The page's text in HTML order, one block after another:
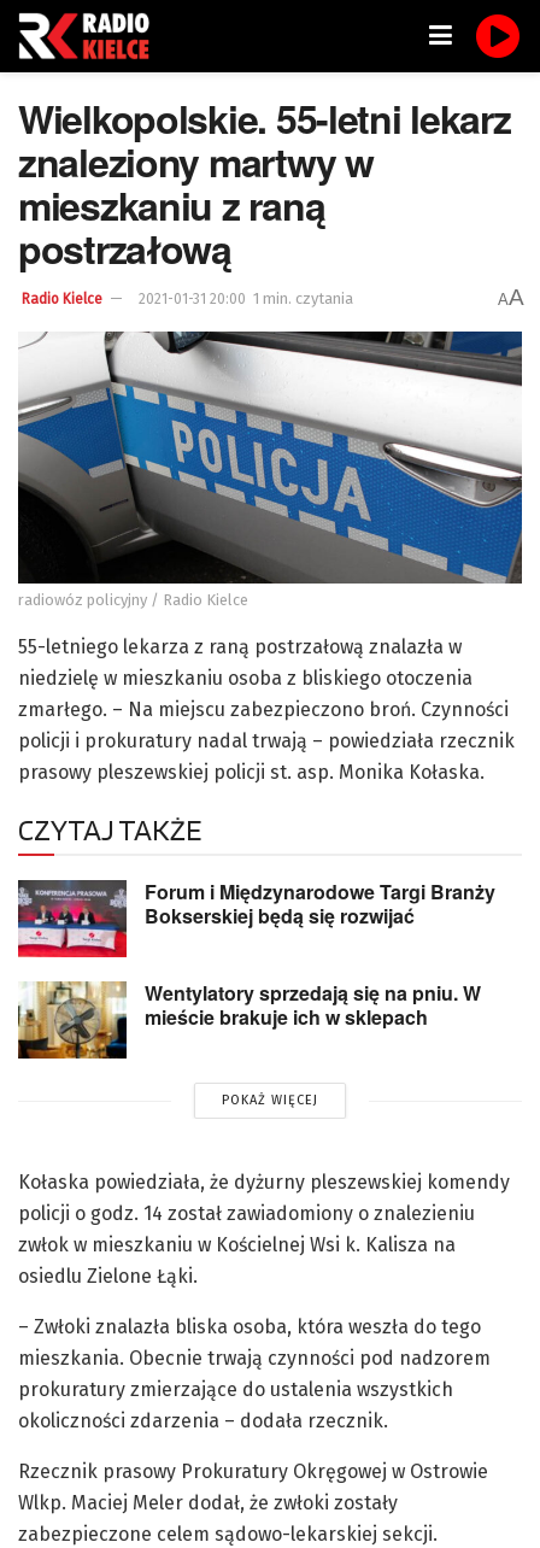
Wielkopolskie. 55-letni lekarz
znaleziony martwy w
mieszkaniu z raną
postrzałową
Radio Kielce 2021-01-31 20:00 1 min. czytania AA
radiowóz policyjny / Radio Kielce
55-letniego lekarza z raną postrzałową znalazła w
niedzielę w mieszkaniu osoba z bliskiego otoczenia
zmarłego. – Na miejscu zabezpieczono broń. Czynności
policji i prokuratury nadal trwają – powiedziała rzecznik
prasowy pleszewskiej policji st. asp. Monika Kołaska.
CZYTAJ TAKŻE
Forum i Międzynarodowe Targi Branży
Bokserskiej będą się rozwijać
Wentylatory sprzedają się na pniu. W
mieście brakuje ich w sklepach
POKAŻ WIĘCEJ
Kołaska powiedziała, że dyżurny pleszewskiej komendy
policji o godz. 14 został zawiadomiony o znalezieniu
zwłok w mieszkaniu w Kościelnej Wsi k. Kalisza na
osiedlu Zielone Łąki.
– Zwłoki znalazła bliska osoba, która weszła do tego
mieszkania. Obecnie trwają czynności pod nadzorem
prokuratury zmierzające do ustalenia wszystkich
okoliczności zdarzenia – dodała rzecznik.
Rzecznik prasowy Prokuratury Okręgowej w Ostrowie
Wlkp. Maciej Meler dodał, że zwłoki zostały
zabezpieczone celem sądowo-lekarskiej sekcji.